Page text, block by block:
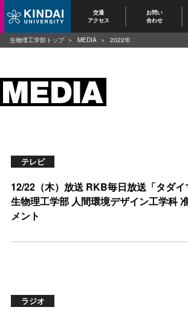
交通
アクセス
お問い
合わせ
テレビ
12/22（木）放送 RKB毎日放送「タダ
生物理工学部 人間環境デザイン工学科
メント
ラジオ
生物理工学部トップ MEDIA 2022年